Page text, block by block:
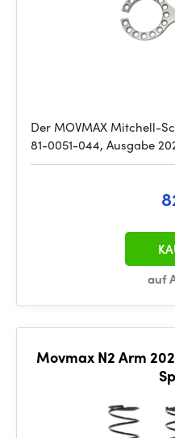
Der MOVMAX Mitchell-
81-0051-044, Ausgabe
auf
Movmax N2 Arm